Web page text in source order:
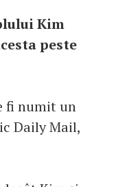
Kim
peste
fi numit un
Daily Mail,